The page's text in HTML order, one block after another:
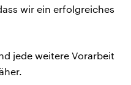
wir ein erfolgreiches
jede weitere Vorarbeit